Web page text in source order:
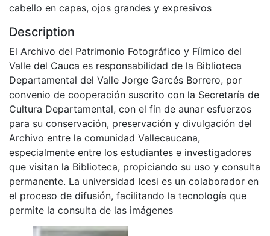
cabello en capas, ojos grandes y expresivos
Description
El Archivo del Patrimonio Fotográfico y Fílmico del
Valle del Cauca es responsabilidad de la Biblioteca
Departamental del Valle Jorge Garcés Borrero, por
convenio de cooperación suscrito con la Secretaría de
Cultura Departamental, con el fin de aunar esfuerzos
para su conservación, preservación y divulgación del
Archivo entre la comunidad Vallecaucana,
especialmente entre los estudiantes e investigadores
que visitan la Biblioteca, propiciando su uso y consulta
permanente. La universidad Icesi es un colaborador en
el proceso de difusión, facilitando la tecnología que
permite la consulta de las imágenes